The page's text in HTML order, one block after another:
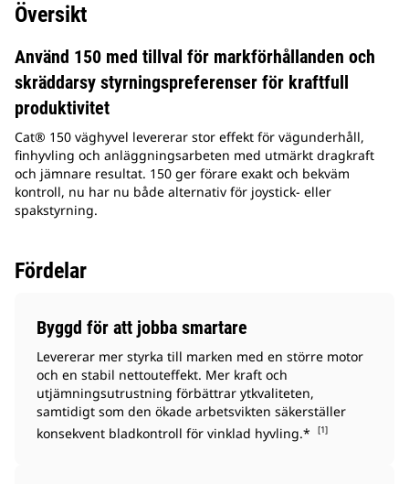
Översikt
Använd 150 med tillval för markförhållanden och
skräddarsy styrningspreferenser för kraftfull
produktivitet
Cat® 150 väghyvel levererar stor effekt för vägunderhåll,
finhyvling och anläggningsarbeten med utmärkt dragkraft
och jämnare resultat. 150 ger förare exakt och bekväm
kontroll, nu har nu både alternativ för joystick- eller
spakstyrning.
Fördelar
Byggd för att jobba smartare
Levererar mer styrka till marken med en större motor
och en stabil nettouteffekt. Mer kraft och
utjämningsutrustning förbättrar ytkvaliteten,
samtidigt som den ökade arbetsvikten säkerställer
konsekvent bladkontroll för vinklad hyvling.*
[1]